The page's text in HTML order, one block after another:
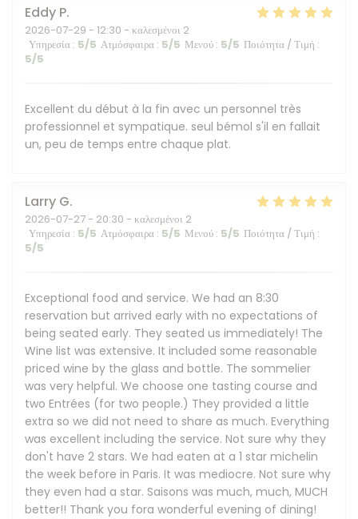
Eddy P
2026-07-29 - 12:30 - καλεσμένοι 2
Υπηρεσία : 5/5 Ατμόσφαιρα : 5/5 Μενού : 5/5 Ποιότητα / Τιμή :
5/5
Excellent du début à la fin avec un personnel très
professionnel et sympatique. seul bémol s'il en fallait
un, peu de temps entre chaque plat.
Larry G
2026-07-27 - 20:30 - καλεσμένοι 2
Υπηρεσία : 5/5 Ατμόσφαιρα : 5/5 Μενού : 5/5 Ποιότητα / Τιμή :
5/5
Exceptional food and service. We had an 8:30
reservation but arrived early with no expectations of
being seated early. They seated us immediately! The
Wine list was extensive. It included some reasonable
priced wine by the glass and bottle. The sommelier
was very helpful. We choose one tasting course and
two Entrées (for two people.) They provided a little
extra so we did not need to share as much. Everything
was excellent including the service. Not sure why they
don't have 2 stars. We had eaten at a 1 star michelin
the week before in Paris. It was mediocre. Not sure why
they even had a star. Saisons was much, much, MUCH
better!! Thank you fora wonderful evening of dining!